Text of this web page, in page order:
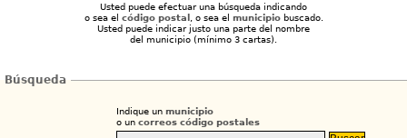
Usted puede efectuar una búsqueda indicando
o sea el código postal, o sea el municipiobuscado.
Usted puede indicar justo una parte del nombre
del municipio (mínimo 3 cartas).
Búsqueda
Indique un municipio
o un correos código postales